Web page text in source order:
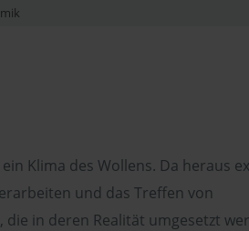
Klima des Wollens. Da heraus
und das Treffen von
in deren Realität umgesetzt